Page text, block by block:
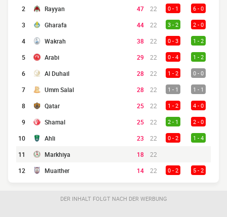
2 Rayyan 47 22 0 - 1 6 - 0
3 Gharafa 44 22 3 - 2 2 - 0
4 Wakrah 38 22 0 - 3 1 - 2
5 Arabi 29 22 0 - 4 1 - 2
6 Al Duhail 28 22 1 - 2 0 - 0
7 Umm Salal 28 22 1 - 1 1 - 1
8 Qatar 25 22 1 - 2 4 - 0
9 Shamal 25 22 2 - 1 2 - 0
10 Ahli 23 22 0 - 2 1 - 4
11 Markhiya 18
22
12
Muaither 14 22 0 - 2 5 - 2
DER INHALT FOLGT NACH DER WERBUNG